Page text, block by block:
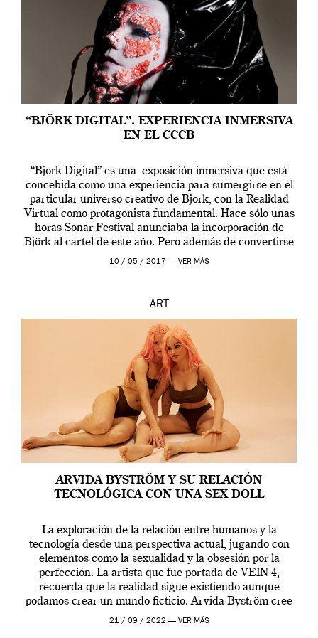
“BJÖRK DIGITAL”. EXPERIENCIA INMERSIVA
EN EL CCCB
“Bjork Digital” es una exposición inmersiva que está
concebida como una experiencia para sumergirse en el
particular universo creativo de Björk, con la Realidad
Virtual como protagonista fundamental. Hace sólo unas
horas Sonar Festival anunciaba la incorporación de
Björk al cartel de este año. Pero además de convertirse
en una de las actuaciones más relevantes […]
10 / 05 / 2017 — VER MÁS
ART
ARVIDA BYSTRÖM Y SU RELACIÓN
TECNOLÓGICA CON UNA SEX DOLL
La exploración de la relación entre humanos y la
tecnología desde una perspectiva actual, jugando con
elementos como la sexualidad y la obsesión por la
perfección. La artista que fue portada de VEIN 4,
recuerda que la realidad sigue existiendo aunque
podamos crear un mundo ficticio. Arvida Byström cree
que los humanos tienen un complejo […]
21 / 09 / 2022 — VER MÁS